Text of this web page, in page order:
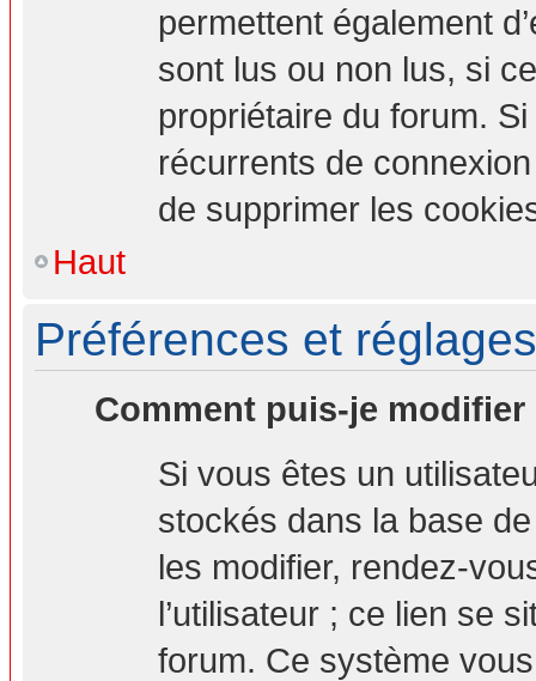
permettent également
sont lus ou non lus, si
propriétaire du forum.
récurrents de
de supprimer les
Haut
Préférences et
Comment puis-je modifier
Si vous êtes un
stockés dans la base
les modifier, rendez-
l’utilisateur ; ce lien se
forum. Ce système